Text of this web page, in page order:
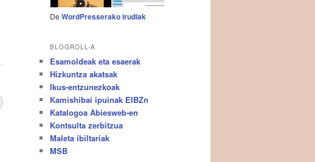
De WordPresserako irudiak
BLOGROLL-A
Esamoldeak eta esaerak
Hizkuntza akatsak
Ikus-entzunezkoak
Kamishibai ipuinak EIBZn
Katalogoa Abiesweb-en
Kontsulta zerbitzua
Maleta ibiltariak
MSB